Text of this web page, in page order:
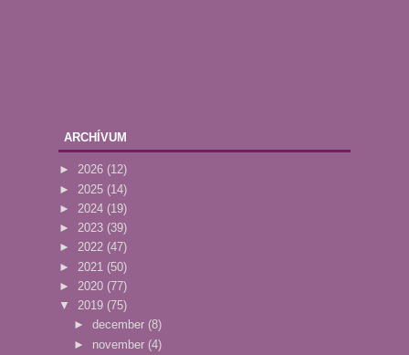
ARCHÍVUM
► 2026 (12)
► 2025 (14)
► 2024 (19)
► 2023 (39)
► 2022 (47)
► 2021 (50)
► 2020 (77)
▼ 2019 (75)
► december (8)
► november (4)